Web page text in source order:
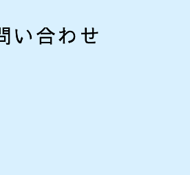
い合わせ